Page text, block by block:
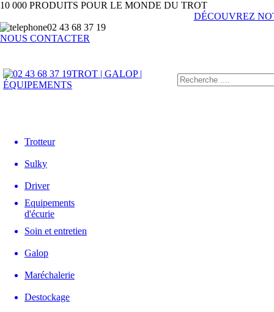
10 000 PRODUITS POUR LE MONDE DU TROT
DÉCOUVREZ
02 43 68 37 19
NOUS CONTACTER
TROT | GALOP |
ÉQUIPEMENTS
Trotteur
Sulky
Driver
Equipements
d'écurie
Soin et entretien
Galop
Maréchalerie
Destockage